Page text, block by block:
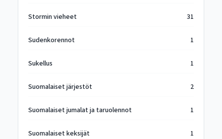
Stormin vieheet 31
Sudenkorennot 1
Sukellus 1
Suomalaiset järjestöt 2
Suomalaiset jumalat ja taruolennot 1
Suomalaiset keksijät 1